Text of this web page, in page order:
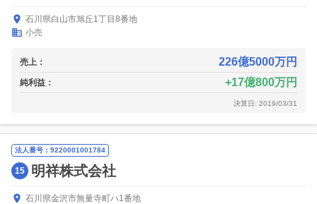
石川県白山市旭丘1丁目8番地
小売
売上： 226億5000万円
純利益： 17億800万円
決算日: 2019/03/31
法人番号：9220001001784
15 明祥株式会社
石川県金沢市無量寺町ハ1番地